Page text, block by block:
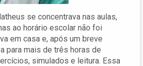
se concentrava nas aulas,
ao horário escolar não foi
em casa e, após um breve
para mais de três horas de
simulados e leitura. Essa